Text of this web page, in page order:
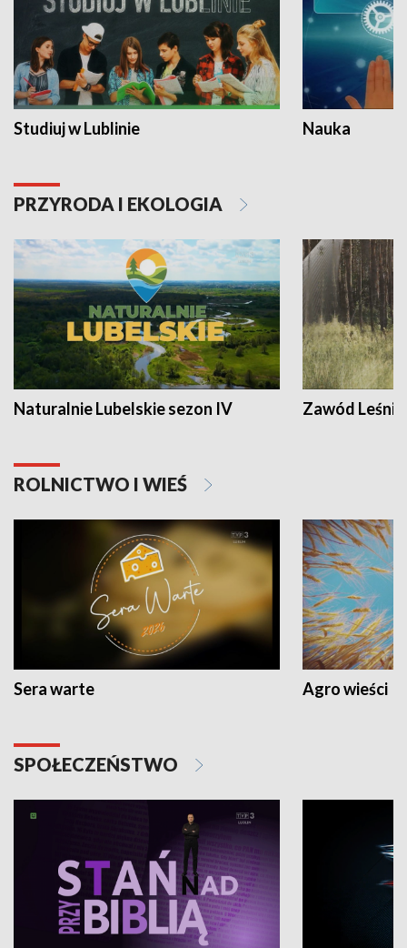
Studiuj w Lublinie Nauka
PRZYRODA I EKOLOGIA
Naturalnie Lubelskie sezon IV Zawód Leśnik
ROLNICTWO I WIEŚ
Sera warte Agro wieści
SPOŁECZEŃSTWO